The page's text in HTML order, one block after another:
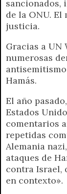
sancionados,
de la ONU. El
justicia.
Gracias a UN
numerosas
Hamás.
El año
Estados
comentarios
repetidas
Alemania
ataques de
contra Israel,
en contexto».